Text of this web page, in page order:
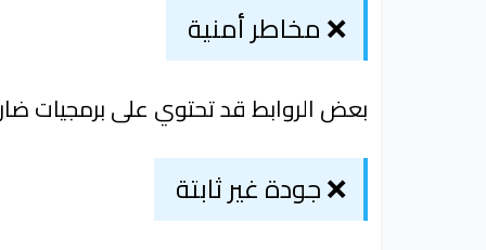
❌ مخاطر أمنية
بعض الروابط قد تحتوي على برمجيات
❌ جودة غير ثابتة